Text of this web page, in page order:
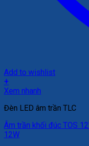
Add to wishlist
+
Xem nhanh
Đèn LED âm trần TLC
Âm trần khối đúc TOS
12W